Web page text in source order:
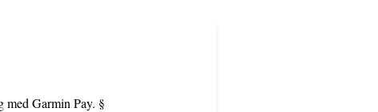
med Garmin Pay. §